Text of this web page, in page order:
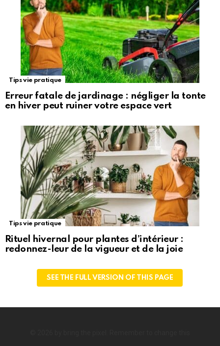
Tips vie pratique
Erreur fatale de jardinage : négliger la tonte
en hiver peut ruiner votre espace vert
Tips vie pratique
Rituel hivernal pour plantes d’intérieur :
redonnez-leur de la vigueur et de la joie
SEE THE FULL VERSION OF THIS PAGE